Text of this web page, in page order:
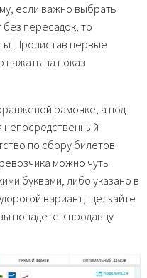
если важно выбрать
пересадок, то
Пролистав первые
нажать на показ
рамочке, а под
непосредственный
по сбору билетов.
можно чуть
буквами, либо указано в
вариант, щелкайте
попадете к продавцу